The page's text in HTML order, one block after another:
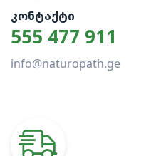
ᲙᲝᲜᲢᲐᲥᲢᲘ
555 477 911
info@naturopath.ge